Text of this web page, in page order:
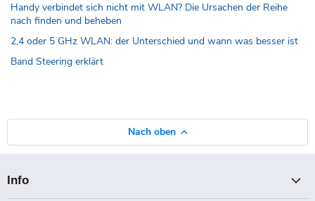
Handy verbindet sich nicht mit WLAN? Die Ursachen der Reihe
nach finden und beheben
2,4 oder 5 GHz WLAN: der Unterschied und wann was besser ist
Band Steering erklärt
Nach oben
Info